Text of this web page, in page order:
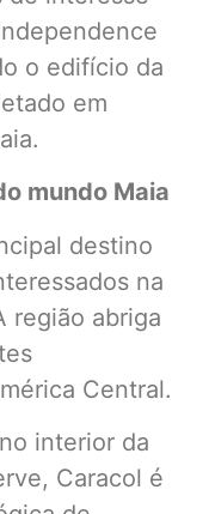
o edifício da
em
mundo Maia
destino
na
região abriga
Central.
interior da
Caracol é